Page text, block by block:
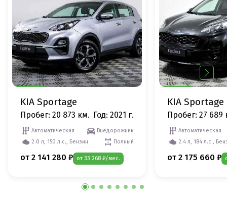
KIA Sportage
Пробег: 20 873 км. Год: 2021 г.
Автоматическая
Внедорожник
2.0 л, 150 л.с., Бензин
Полный
от 2 141 280 ₽ от 33 268 ₽/мес.
KIA Sportage
Пробег: 27 689
Автоматическая
2.4 л, 184 л.с.,
от 2 175 660 ₽